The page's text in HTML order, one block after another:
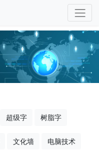
超级字 树脂字
文化墙 电脑技术